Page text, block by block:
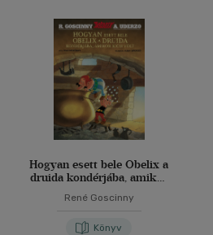
Hogyan esett bele Obelix a
druida kondérjába, amikor
René Goscinny
Könyv